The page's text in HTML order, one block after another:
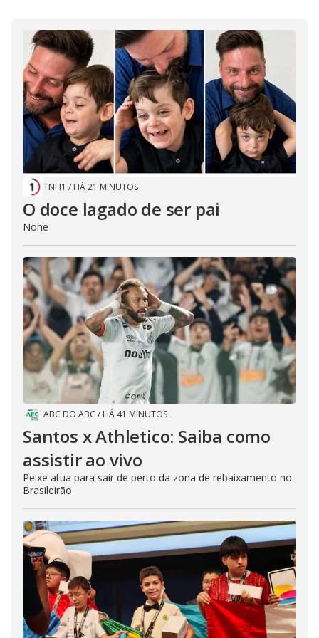
d
e
o
TNH1 / HÁ 21 MINUTOS
O doce lagado de ser pai
None
ABC DO ABC / HÁ 41 MINUTOS
Santos x Athletico: Saiba como
assistir ao vivo
Peixe atua para sair de perto da zona de rebaixamento no
Brasileirão